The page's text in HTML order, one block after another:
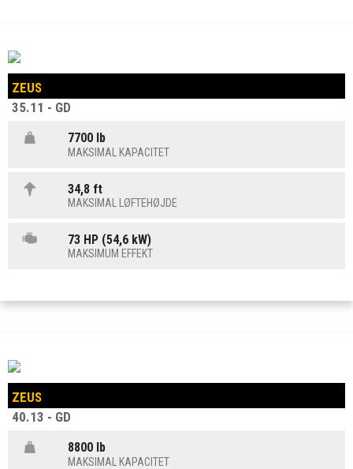
ZEUS
35.11 - GD
7700 lb
MAKSIMAL KAPACITET
34,8 ft
MAKSIMAL LØFTEHØJDE
73 HP (54,6 kW)
MAKSIMUM EFFEKT
ZEUS
40.13 - GD
8800 lb
MAKSIMAL KAPACITET